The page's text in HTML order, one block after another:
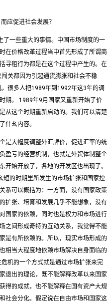
应促进社会发展？
一些重大的事情。中国市场制度的一
在价格改革过程当中首先形成了所谓商
寻租行为都是在这个过程中产生的。在
关都因为引起通货膨胀和社会不稳
很多人把1989年到1992年这3年的调
期。 1989年9月国家又重新开始了价
从这个时期重新启动的。我们可以清楚
什幺内容。
是大幅度调整外汇牌价，促进汇率的统
盈亏的经营机制，也就是外贸体制整个
开始开放了，各地的开发区也出现了。
的时期里所发生的市场扩张和国家控
系可以概括为：一方面，没有国家政策
扩张、培育和发展几乎不能想象，没有
国家的依赖，同时也是权力和市场进行
之间形成奇特的互动关系，我觉得不能
是有所依赖的。所以，现实市场形成的
相当大程度地依赖市场解决自身面临的
机的一个方式就是通过市场扩张来完
退出的理论，既不能解释改革以来国家
得的成就，也不能解释在国有资产大规
社会分化。假定说在自由市场和国家这